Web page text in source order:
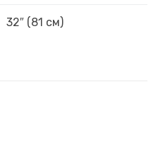
32″ (81 см)